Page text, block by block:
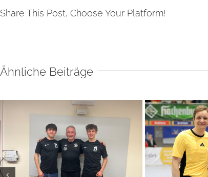
Share This Post, Choose Your Platform!
Ähnliche Beiträge